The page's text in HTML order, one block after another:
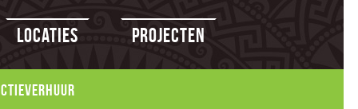
Locaties Projecten